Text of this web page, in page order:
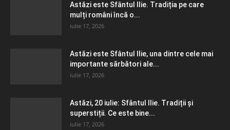
Astăzi este Sfântul Ilie. Tradiția pe care
mulți români încă o...
iulie 17, 2026
Astăzi este Sfântul Ilie, una dintre cele mai
importante sărbători ale...
iulie 17, 2026
Astăzi, 20 iulie: Sfântul Ilie. Tradiții și
superstiții. Ce este bine...
iulie 17, 2026